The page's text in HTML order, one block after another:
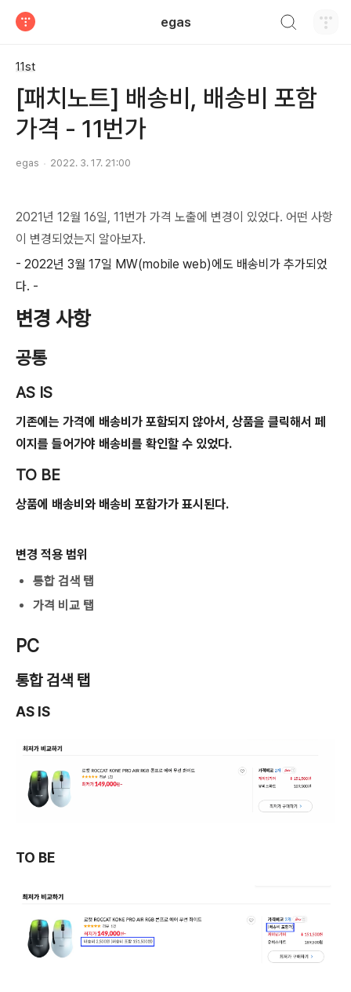
egas
11st
[패치노트] 배송비, 배송비 포함
가격 - 11번가
egas 2022. 3. 17. 21:00
2021년 12월 16일, 11번가 가격 노출에 변경이 있었다. 어떤 사항
이 변경되었는지 알아보자.
- 2022년 3월 17일 MW(mobile web)에도 배송비가 추가되었
다. -
변경 사항
공통
AS IS
기존에는 가격에 배송비가 포함되지 않아서, 상품을 클릭해서 페
이지를 들어가야 배송비를 확인할 수 있었다.
TO BE
상품에 배송비와 배송비 포함가가 표시된다.
변경 적용 범위
통합 검색 탭
가격 비교 탭
PC
통합 검색 탭
AS IS
TO BE